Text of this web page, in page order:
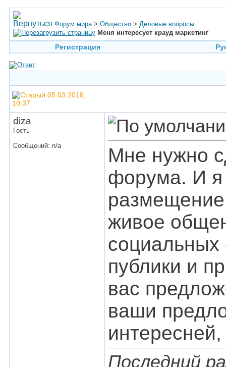
Форум мира > Общество > Деловые вопросы
Меня интересует крауд маркетинг
Регистрация
05.03.2018,
10:37
diza
Гость
Сообщений: n/a
Мне нужно
форума. И я
живое
социальных
публики и
вас
ваши
Последний